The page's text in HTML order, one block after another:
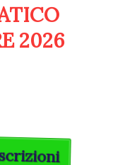
2026